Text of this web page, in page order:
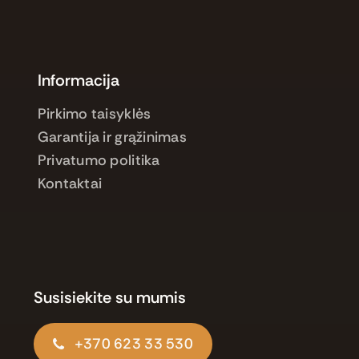
Informacija
Pirkimo taisyklės
Garantija ir grąžinimas
Privatumo politika
Kontaktai
Susisiekite su mumis
+370 623 33 530